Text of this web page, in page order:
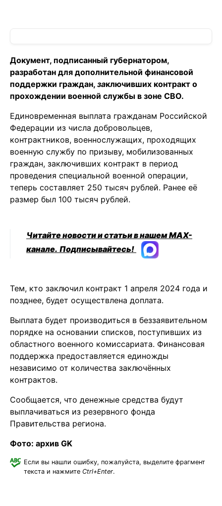
Документ, подписанный губернатором,
разработан для дополнительной финансовой
поддержки граждан, заключивших контракт о
прохождении военной службы в зоне СВО.
Единовременная выплата гражданам Российской
Федерации из числа добровольцев,
контрактников, военнослужащих, проходящих
военную службу по призыву, мобилизованных
граждан, заключивших контракт в период
проведения специальной военной операции,
теперь составляет 250 тысяч рублей. Ранее её
размер был 100 тысяч рублей.
Читайте новости и статьи в нашем MAX-
канале. Подписывайтесь!
Тем, кто заключил контракт 1 апреля 2024 года и
позднее, будет осуществлена доплата.
Выплата будет производиться в беззаявительном
порядке на основании списков, поступивших из
областного военного комиссариата. Финансовая
поддержка предоставляется единожды
независимо от количества заключённых
контрактов.
Сообщается, что денежные средства будут
выплачиваться из резервного фонда
Правительства региона.
Фото: архив GK
Если вы нашли ошибку, пожалуйста, выделите фрагмент
текста и нажмите Ctrl+Enter.